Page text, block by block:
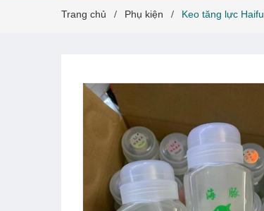
Trang chủ / Phụ kiện / Keo tăng lực Haifu